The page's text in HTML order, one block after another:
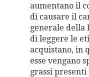
aumentano il
di causare il
generale della
di leggere le
acquistano, in
esse vengano
grassi